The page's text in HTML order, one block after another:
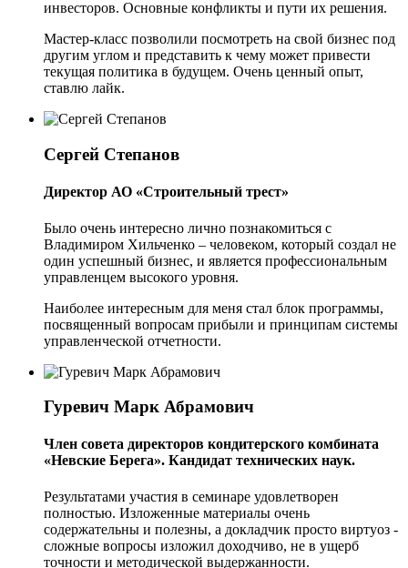
инвесторов. Основные конфликты и пути их решения.
Мастер-класс позволили посмотреть на свой бизнес под
другим углом и представить к чему может привести
текущая политика в будущем. Очень ценный опыт,
ставлю лайк.
Сергей Степанов
Директор АО «Строительный трест»
Было очень интересно лично познакомиться с
Владимиром Хильченко – человеком, который создал не
один успешный бизнес, и является профессиональным
управленцем высокого уровня.
Наиболее интересным для меня стал блок программы,
посвященный вопросам прибыли и принципам системы
управленческой отчетности.
Гуревич Марк Абрамович
Член совета директоров кондитерского комбината
«Невские Берега». Кандидат технических наук.
Результатами участия в семинаре удовлетворен
полностью. Изложенные материалы очень
содержательны и полезны, а докладчик просто виртуоз -
сложные вопросы изложил доходчиво, не в ущерб
точности и методической выдержанности.